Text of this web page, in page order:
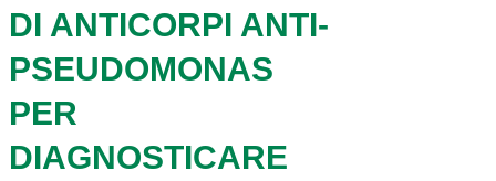
DI ANTICORPI ANTI-
PSEUDOMONAS
PER
DIAGNOSTICARE